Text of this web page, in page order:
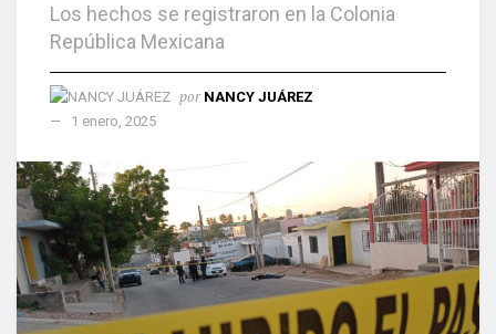
Los hechos se registraron en la Colonia
República Mexicana
por NANCY JUÁREZ
1 enero, 2025